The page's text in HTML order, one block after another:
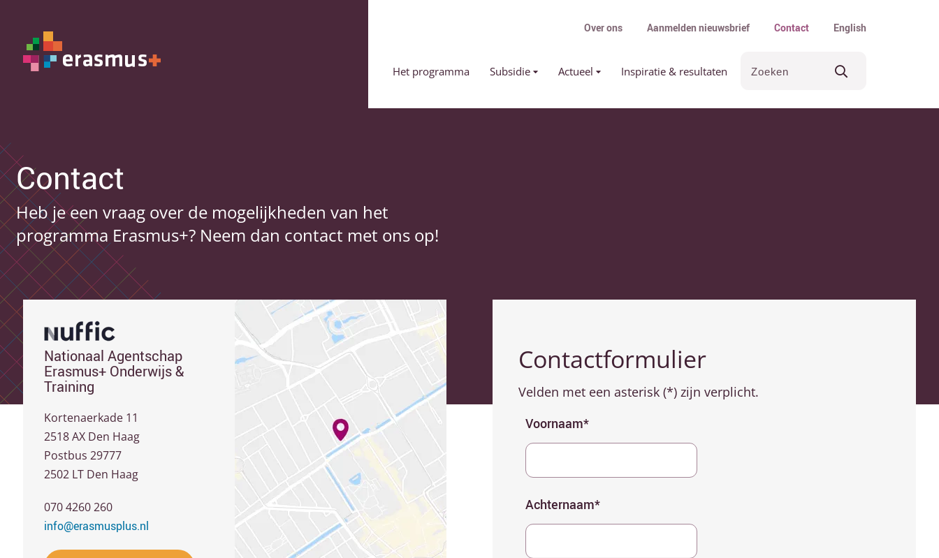
Primair menu
Over ons Aanmelden nieuwsbrief Contact English
Het programma Subsidie Actueel Inspiratie & resultaten
Contact
Heb je een vraag over de mogelijkheden van het
programma Erasmus+? Neem dan contact met ons op!
Nationaal Agentschap
Erasmus+ Onderwijs &
Training
Kortenaerkade 11
2518 AX Den Haag
Postbus 29777
2502 LT Den Haag
070 4260 260
info@erasmusplus.nl
Contactformulier
Velden met een asterisk (*) zijn verplicht.
Voornaam*
Achternaam*